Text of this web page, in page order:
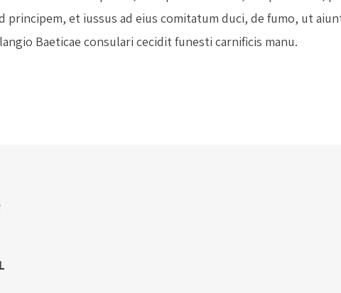
principem, et iussus ad eius comitatum duci, de fumo, ut
Baeticae consulari cecidit funesti carnificis manu.